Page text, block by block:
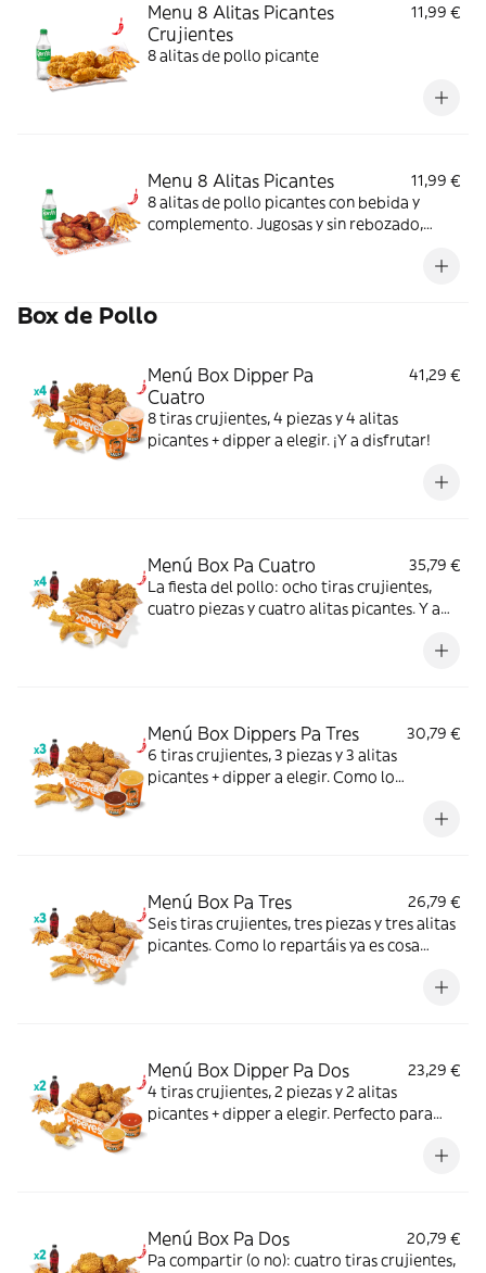
Menu 8 Alitas Picantes
Crujientes
11,99 €
8 alitas de pollo picante
Menu 8 Alitas Picantes
11,99 €
8 alitas de pollo picantes con bebida y
complemento. Jugosas y sin rebozado,
Box de Pollo
Menú Box Dipper Pa
Cuatro
41,29 €
8 tiras crujientes, 4 piezas y 4 alitas
picantes + dipper a elegir. ¡Y a disfrutar!
Menú Box Pa Cuatro
35,79 €
La fiesta del pollo: ocho tiras crujientes,
cuatro piezas y cuatro alitas picantes. Y a
Menú Box Dippers Pa Tres
30,79 €
6 tiras crujientes, 3 piezas y 3 alitas
picantes + dipper a elegir. Como lo
Menú Box Pa Tres
26,79 €
Seis tiras crujientes, tres piezas y tres alitas
picantes. Como lo repartáis ya es cosa
Menú Box Dipper Pa Dos
23,29 €
4 tiras crujientes, 2 piezas y 2 alitas
picantes + dipper a elegir. Perfecto para
Menú Box Pa Dos
20,79 €
Pa compartir (o no): cuatro tiras crujientes,